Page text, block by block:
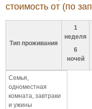
стоимость от (по
Тип проживания
1
неделя
6
ночей
Семья,
одноместная
комната, завтраки
и ужины